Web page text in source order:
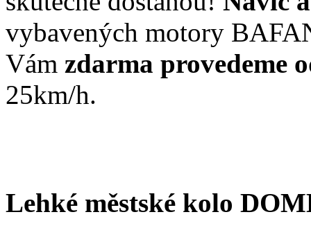
vybavených motory
Vám zdarma provedeme
25km/h.
Lehké městské kolo